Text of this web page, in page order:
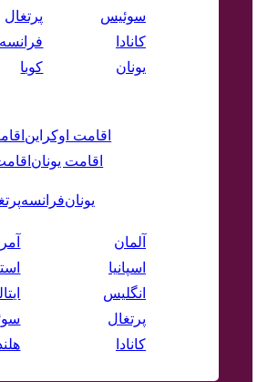
پرتغال
سوئیس
فرانسه
کانادا
کوبا
یونان
اقامت اوکراین
اقامت یونان
فرانسهیونان
آلمان
اسپانیا
انگلیس
پرتغال
کانادا